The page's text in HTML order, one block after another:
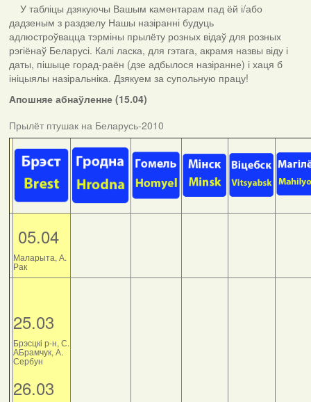
У табліцы дзякуючы Вашым каментарам пад ёй і/або
дадзеным з раздзелу Нашы назіранні будуць
адлюстроўвацца тэрміны прылёту розных відаў для розных
рэгіёнаў Беларусі. Калі ласка, для гэтага, акрамя назвы віду і
даты, пішыце горад-раён (дзе адбылося назіранне) і хаця б
ініцыялы назіральніка. Дзякуем за супольную працу!
Апошняе абнаўленне (15.04)
Прылёт птушак на Беларусь-2010
05.04
Маларыта, А.
Рак
25.03
Брэсцкі р-н, С.
АБрамчук, А.
Сербун
26.03